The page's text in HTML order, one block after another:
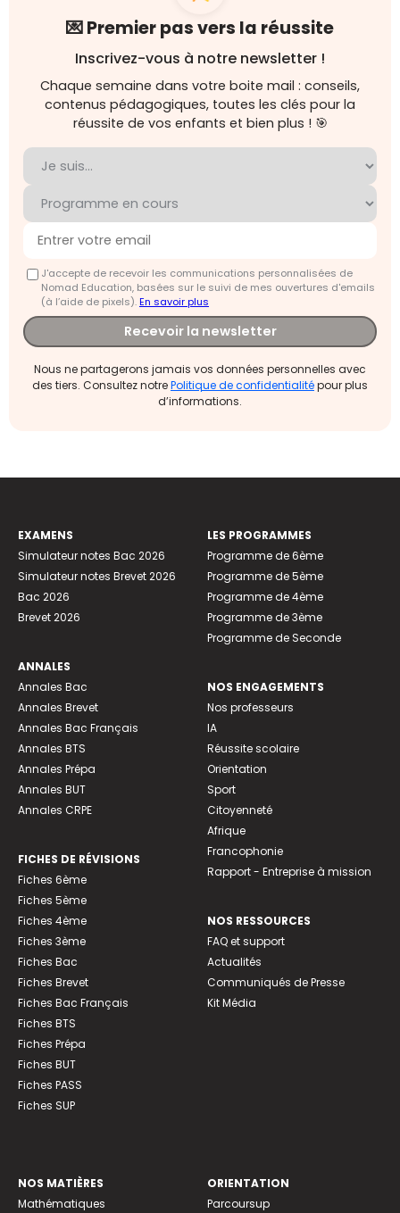
💌 Premier pas vers la réussite
Inscrivez-vous à notre newsletter !
Chaque semaine dans votre boite mail : conseils,
contenus pédagogiques, toutes les clés pour la
réussite de vos enfants et bien plus ! 🎯
J'accepte de recevoir les communications personnalisées de
Nomad Education, basées sur le suivi de mes ouvertures d'emails
(à l’aide de pixels).En savoir plus
Recevoir la newsletter
Nous ne partagerons jamais vos données personnelles avec
des tiers. Consultez notrePolitique de confidentialitépour plus
d’informations.
EXAMENS
Simulateur notes Bac 2026
Simulateur notes Brevet 2026
Bac 2026
Brevet 2026
ANNALES
Annales Bac
Annales Brevet
Annales Bac Français
Annales BTS
Annales Prépa
Annales BUT
Annales CRPE
FICHES DE RÉVISIONS
Fiches 6ème
Fiches 5ème
Fiches 4ème
Fiches 3ème
Fiches Bac
Fiches Brevet
Fiches Bac Français
Fiches BTS
Fiches Prépa
Fiches BUT
Fiches PASS
Fiches SUP
LES PROGRAMMES
Programme de 6ème
Programme de 5ème
Programme de 4ème
Programme de 3ème
Programme de Seconde
NOS ENGAGEMENTS
Nos professeurs
IA
Réussite scolaire
Orientation
Sport
Citoyenneté
Afrique
Francophonie
Rapport - Entreprise à mission
NOS RESSOURCES
FAQ et support
Actualités
Communiqués de Presse
Kit Média
NOS MATIÈRES
Mathématiques
ORIENTATION
Parcoursup